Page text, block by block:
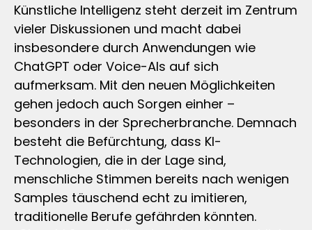
Künstliche Intelligenz steht derzeit im Zentrum
vieler Diskussionen und macht dabei
insbesondere durch Anwendungen wie
ChatGPT oder Voice-AIs auf sich
aufmerksam. Mit den neuen Möglichkeiten
gehen jedoch auch Sorgen einher –
besonders in der Sprecherbranche. Demnach
besteht die Befürchtung, dass KI-
Technologien, die in der Lage sind,
menschliche Stimmen bereits nach wenigen
Samples täuschend echt zu imitieren,
traditionelle Berufe gefährden könnten.